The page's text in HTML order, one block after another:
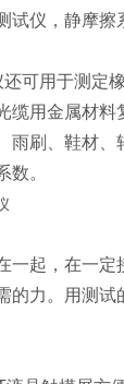
试仪，静摩擦
可用于测定
缆用金属材料
雨刷、鞋材、
数。
一起，在一定
的力。用测试